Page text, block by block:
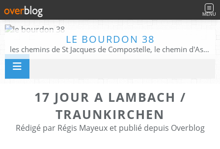
MENU
LE BOURDON 38
les chemins de St Jacques de Compostelle, le chemin d'Assise, La Voie Francigena, et autres chemins ........
17 JOUR A LAMBACH /
TRAUNKIRCHEN
Rédigé par Régis Mayeux et publié depuis Overblog